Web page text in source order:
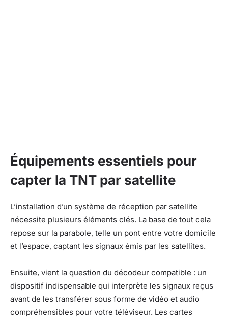
Équipements essentiels pour
capter la TNT par satellite
L’installation d’un système de réception par satellite
nécessite plusieurs éléments clés. La base de tout cela
repose sur la parabole, telle un pont entre votre domicile
et l’espace, captant les signaux émis par les satellites.
Ensuite, vient la question du décodeur compatible : un
dispositif indispensable qui interprète les signaux reçus
avant de les transférer sous forme de vidéo et audio
compréhensibles pour votre téléviseur. Les cartes